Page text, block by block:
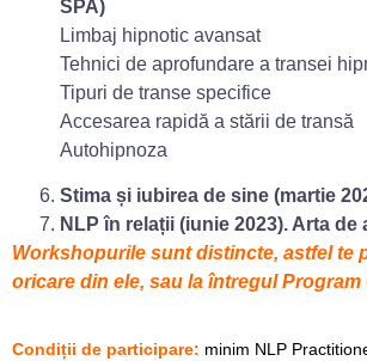
SPA)
Limbaj hipnotic avansat
Tehnici de aprofundare a transei
Tipuri de transe specifice
Accesarea rapidă a stării de transă
Autohipnoza
Stima și iubirea de sine (martie
NLP în relații (iunie 2023). Arta de
Workshopurile sunt distincte, astfel te
oricare din ele, sau la întregul Program
Condiții de participare: minim NLP